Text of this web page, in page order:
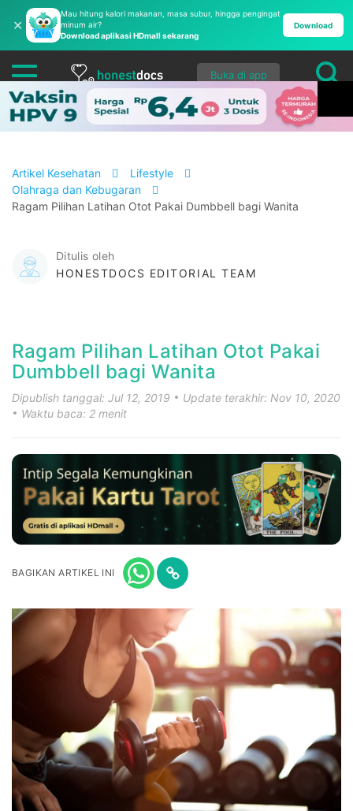
✕
Mau hitung kalori makanan, masa subur, hingga pengingat
minum air?
Download aplikasi HDmall sekarang
Download
Buka di app
Artikel Kesehatan
Lifestyle
Olahraga dan Kebugaran
Ragam Pilihan Latihan Otot Pakai Dumbbell bagi Wanita
Ditulis oleh
HONESTDOCS EDITORIAL TEAM
Ragam Pilihan Latihan Otot Pakai
Dumbbell bagi Wanita
Dipublish tanggal: Jul 12, 2019
Update terakhir: Nov 10, 2020
Waktu baca: 2 menit
BAGIKAN ARTIKEL INI